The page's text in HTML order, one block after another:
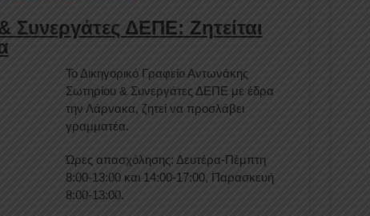
Συνεργάτες ΔΕΠΕ: Ζητείται
Το Δικηγορικό Γραφείο Αντωνάκης
Σωτηρίου & Συνεργάτες ΔΕΠΕ με έδρα
την Λάρνακα, ζητεί να προσλάβει
γραμματέα.
Ώρες απασχόλησης: Δευτέρα-Πέμπτη
8:00-13:00 και 14:00-17:00, Παρασκευή
8:00-13:00.